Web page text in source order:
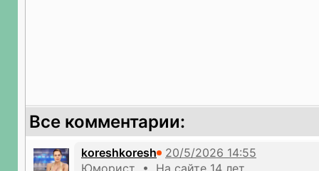
Все комментарии:
koreshkoresh
Юморист • На сайте 14 лет